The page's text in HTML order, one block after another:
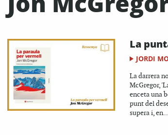
La
JORDI
La darrera
McGregor,
enceta una
punt del
supera i, en...